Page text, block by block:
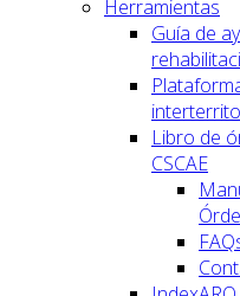
Herramientas
Guía de
Libro de
CSCAE